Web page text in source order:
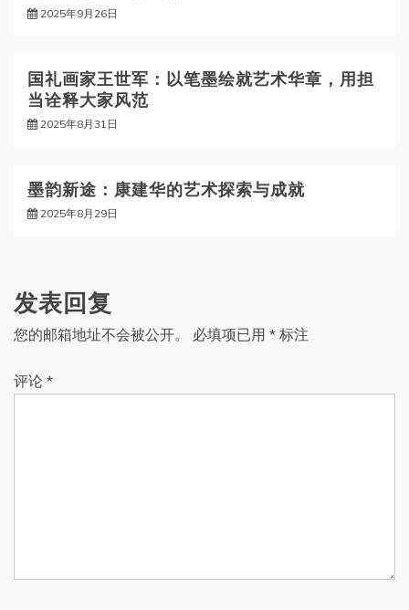
2025年9月26日
国礼画家王世军：以笔墨绘就艺术华章，用担
当诠释大家风范
2025年8月31日
墨韵新途：康建华的艺术探索与成就
2025年8月29日
发表回复
您的邮箱地址不会被公开。 必填项已用 * 标注
评论 *